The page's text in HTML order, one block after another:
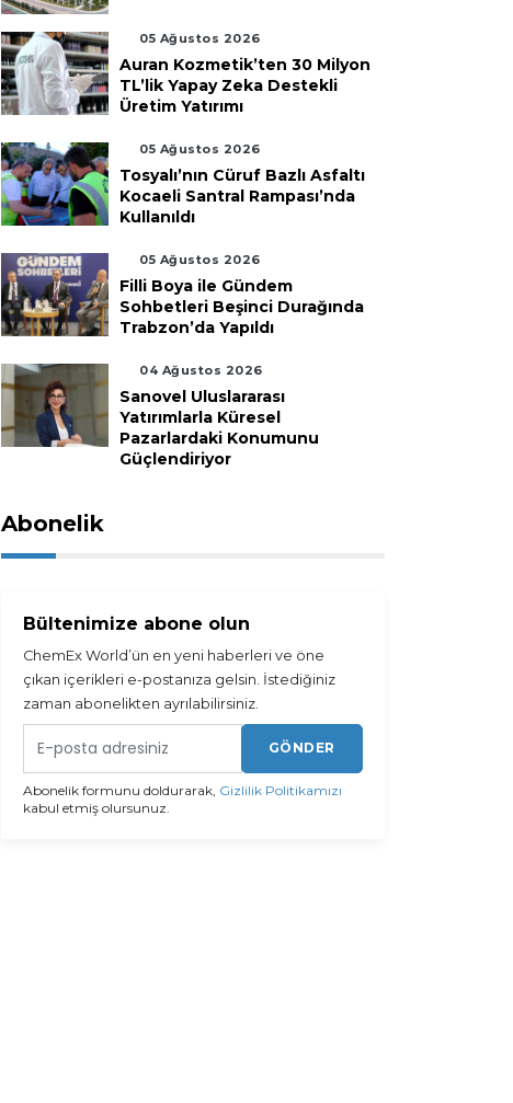
05 Ağustos 2026
Auran Kozmetik’ten 30 Milyon
TL’lik Yapay Zeka Destekli
Üretim Yatırımı
05 Ağustos 2026
Tosyalı’nın Cüruf Bazlı Asfaltı
Kocaeli Santral Rampası’nda
Kullanıldı
05 Ağustos 2026
Filli Boya ile Gündem
Sohbetleri Beşinci Durağında
Trabzon’da Yapıldı
04 Ağustos 2026
Sanovel Uluslararası
Yatırımlarla Küresel
Pazarlardaki Konumunu
Güçlendiriyor
Abonelik
Bültenimize abone olun
ChemEx World’ün en yeni haberleri ve öne
çıkan içerikleri e-postanıza gelsin. İstediğiniz
zaman abonelikten ayrılabilirsiniz.
GÖNDER
Abonelik formunu doldurarak, Gizlilik Politikamızı
kabul etmiş olursunuz.